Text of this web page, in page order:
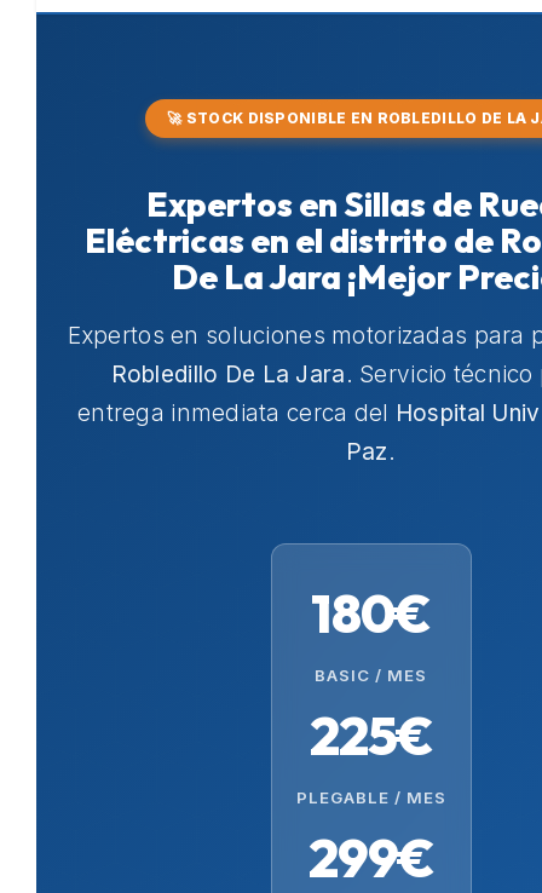
🚀 STOCK DISPONIBLE EN ROBLEDILLO DE LA
Expertos en Sillas de
Eléctricas en el distrito de
De La Jara ¡Mejor
Expertos en soluciones motorizadas para
Robledillo De La Jara. Servicio
entrega inmediata cerca del Hospital
Paz.
180€
BASIC / MES
225€
PLEGABLE / MES
299€